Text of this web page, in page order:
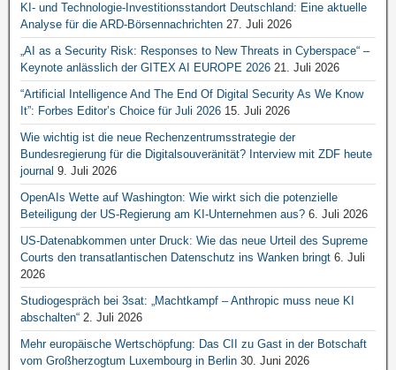
KI- und Technologie-Investitionsstandort Deutschland: Eine aktuelle
Analyse für die ARD-Börsennachrichten 27. Juli 2026
„AI as a Security Risk: Responses to New Threats in Cyberspace“ –
Keynote anlässlich der GITEX AI EUROPE 2026 21. Juli 2026
“Artificial Intelligence And The End Of Digital Security As We Know
It”: Forbes Editor’s Choice für Juli 2026 15. Juli 2026
Wie wichtig ist die neue Rechenzentrumsstrategie der
Bundesregierung für die Digitalsouveränität? Interview mit ZDF heute
journal 9. Juli 2026
OpenAIs Wette auf Washington: Wie wirkt sich die potenzielle
Beteiligung der US-Regierung am KI-Unternehmen aus? 6. Juli 2026
US-Datenabkommen unter Druck: Wie das neue Urteil des Supreme
Courts den transatlantischen Datenschutz ins Wanken bringt 6. Juli
2026
Studiogespräch bei 3sat: „Machtkampf – Anthropic muss neue KI
abschalten“ 2. Juli 2026
Mehr europäische Wertschöpfung: Das CII zu Gast in der Botschaft
vom Großherzogtum Luxembourg in Berlin 30. Juni 2026